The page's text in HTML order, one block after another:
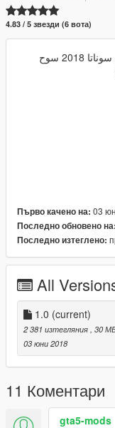
4.83 / 5 звезди (6 вота)
ارحححححححححححححححححححب مليون هذي سوناتا 2018 سوح
Първо качено на: 03
Последно обновено на:
Последно изтеглено:
All
1.0 (current)
2 381 изтегляния , 30
03 юни 2018
11 Коментари
gta5-mods